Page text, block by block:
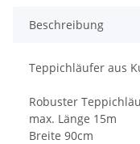
Beschreibung
Teppichläufer aus
Robuster
max. Länge 15m
Breite 90cm